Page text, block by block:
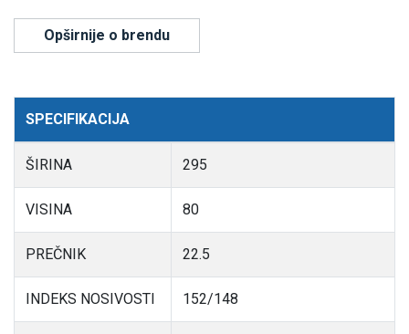
Opširnije o brendu
SPECIFIKACIJA
ŠIRINA 295
VISINA 80
PREČNIK 22.5
INDEKS NOSIVOSTI 152/148